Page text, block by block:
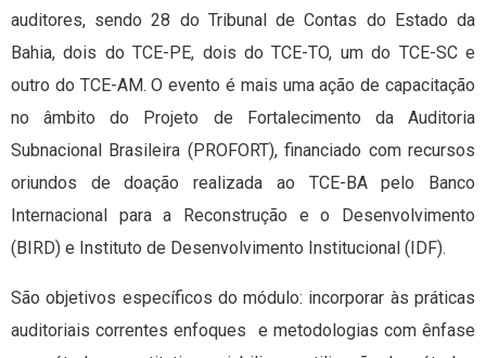
auditores, sendo 28 do Tribunal de Contas do Estado da
Bahia, dois do TCE-PE, dois do TCE-TO, um do TCE-SC e
outro do TCE-AM. O evento é mais uma ação de capacitação
no âmbito do Projeto de Fortalecimento da Auditoria
Subnacional Brasileira (PROFORT), financiado com recursos
oriundos de doação realizada ao TCE-BA pelo Banco
Internacional para a Reconstrução e o Desenvolvimento
(BIRD) e Instituto de Desenvolvimento Institucional (IDF).
São objetivos específicos do módulo: incorporar às práticas
auditoriais correntes enfoques e metodologias com ênfase